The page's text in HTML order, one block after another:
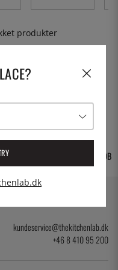
produkter
30 DAGES ÅBENT KØB
kundeservice@thekitchenlab.dk
+46 8 410 95 200